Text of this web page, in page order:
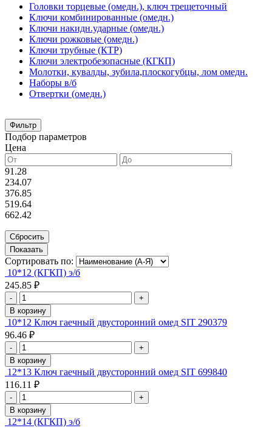
Головки торцевые (омедн.), ключ трещеточный
Ключи комбинированные (омедн.)
Ключи накидн.ударные (омедн.)
Ключи рожковые (омедн.)
Ключи трубные (КТР)
Ключи электробезопасные (КГКП)
Молотки, кувалды, зубила,плоскогубцы, лом омедн.
Наборы в/б
Отвертки (омедн.)
Фильтр
Подбор параметров
Цена
91.28
234.07
376.85
519.64
662.42
Сортировать по:
10*12 (КГКП) э/б
245.85 ₽
-
+
В корзину
10*12 Ключ гаечный двусторонний омед SIT 290379
96.46 ₽
-
+
В корзину
12*13 Ключ гаечный двусторонний омед SIT 699840
116.11 ₽
-
+
В корзину
12*14 (КГКП) э/б